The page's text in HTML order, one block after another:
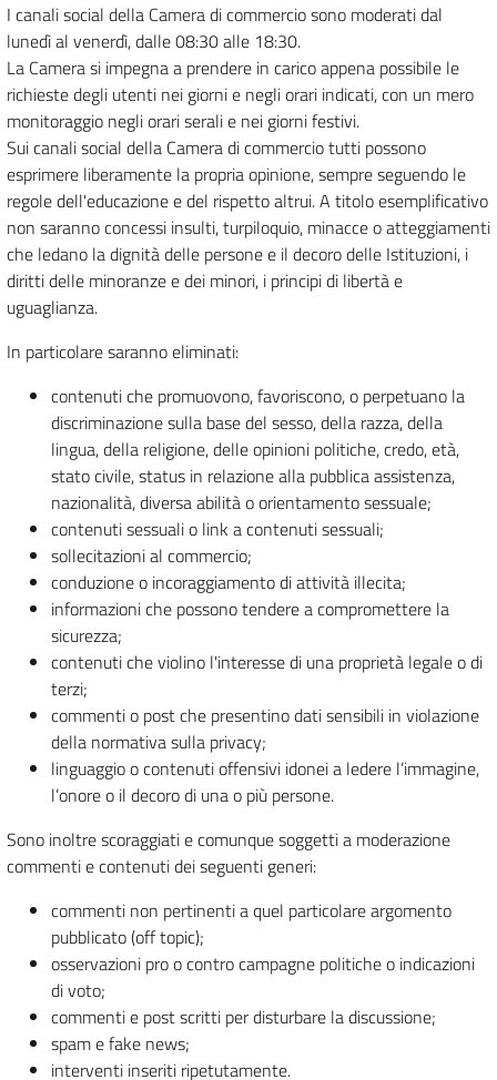
I canali social della Camera di commercio sono moderati dal
lunedì al venerdì, dalle 08:30 alle 18:30.
La Camera si impegna a prendere in carico appena possibile le
richieste degli utenti nei giorni e negli orari indicati, con un mero
monitoraggio negli orari serali e nei giorni festivi.
Sui canali social della Camera di commercio tutti possono
esprimere liberamente la propria opinione, sempre seguendo le
regole dell'educazione e del rispetto altrui. A titolo esemplificativo
non saranno concessi insulti, turpiloquio, minacce o atteggiamenti
che ledano la dignità delle persone e il decoro delle Istituzioni, i
diritti delle minoranze e dei minori, i principi di libertà e
uguaglianza.
In particolare saranno eliminati:
contenuti che promuovono, favoriscono, o perpetuano la
discriminazione sulla base del sesso, della razza, della
lingua, della religione, delle opinioni politiche, credo, età,
stato civile, status in relazione alla pubblica assistenza,
nazionalità, diversa abilità o orientamento sessuale;
contenuti sessuali o link a contenuti sessuali;
sollecitazioni al commercio;
conduzione o incoraggiamento di attività illecita;
informazioni che possono tendere a compromettere la
sicurezza;
contenuti che violino l'interesse di una proprietà legale o di
terzi;
commenti o post che presentino dati sensibili in violazione
della normativa sulla privacy;
linguaggio o contenuti offensivi idonei a ledere l’immagine,
l’onore o il decoro di una o più persone.
Sono inoltre scoraggiati e comunque soggetti a moderazione
commenti e contenuti dei seguenti generi:
commenti non pertinenti a quel particolare argomento
pubblicato (off topic);
osservazioni pro o contro campagne politiche o indicazioni
di voto;
commenti e post scritti per disturbare la discussione;
spam e fake news;
interventi inseriti ripetutamente.